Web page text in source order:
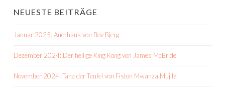
NEUESTE BEITRÄGE
Januar 2025: Auerhaus von Bov Bjerg
Dezember 2024: Der heilige King Kong von James McBride
November 2024: Tanz der Teufel von Fiston Mwanza Mujila